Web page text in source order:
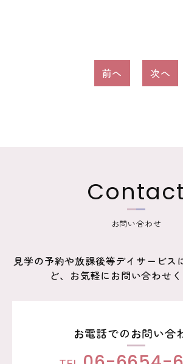
前へ 次へ
Contact
お問い合わせ
見学の予約や放課後等デイサービス
ど、お気軽にお問い合わせく
お電話でのお問い合